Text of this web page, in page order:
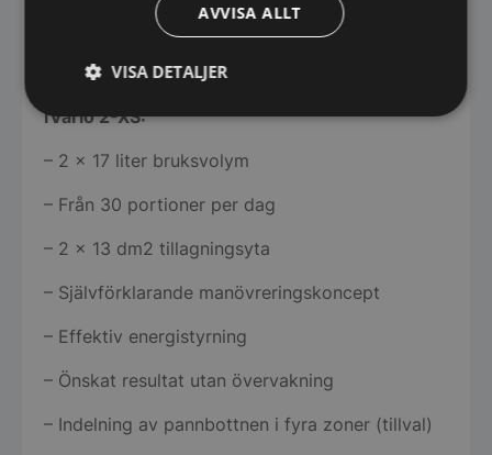
du ändra i tillagningsprocessen.
iVario 2-XS:
– 2 x 17 liter bruksvolym
– Från 30 portioner per dag
– 2 × 13 dm2 tillagningsyta
– Självförklarande manövreringskoncept
– Effektiv energistyrning
– Önskat resultat utan övervakning
– Indelning av pannbottnen i fyra zoner (tillval)
AVVISA ALLT
VISA DETALJER
Strikt
Prestanda Inriktning
Oklassificerade
Strikt nödvändigt Prestanda
Inriktning